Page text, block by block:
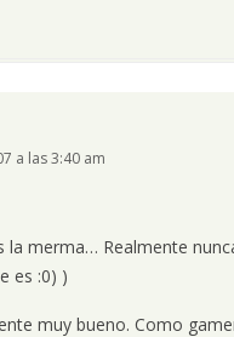
a las 3:40 am
la merma… Realmente
es :0) )
muy bueno. Como